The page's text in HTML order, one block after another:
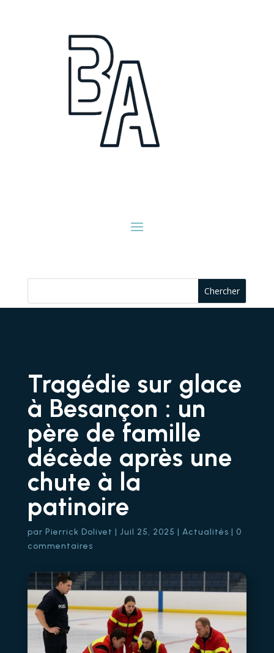
Tragédie sur glace
à Besançon : un
père de famille
décède après une
chute à la
patinoire
par Pierrick Dolivet | Juil 25, 2025 | Actualités | 0
commentaires